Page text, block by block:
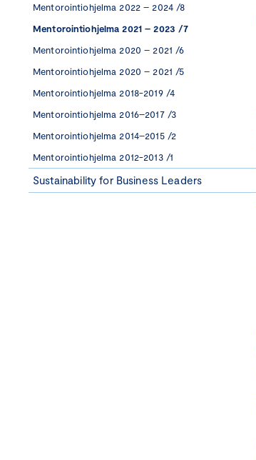
Mentorointiohjelma 2022 – 2024 /8
Mentorointiohjelma 2021 – 2023 /7
Mentorointiohjelma 2020 – 2021 /6
Mentorointiohjelma 2020 – 2021 /5
Mentorointiohjelma 2018-2019 /4
Mentorointiohjelma 2016–2017 /3
Mentorointiohjelma 2014–2015 /2
Mentorointiohjelma 2012-2013 /1
Sustainability for Business Leaders